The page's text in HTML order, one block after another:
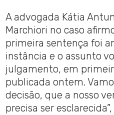
A advogada Kátia
Marchiori no caso
primeira sentença foi
instância e o assunto
julgamento, em
publicada ontem.
decisão, que a nosso
precisa ser